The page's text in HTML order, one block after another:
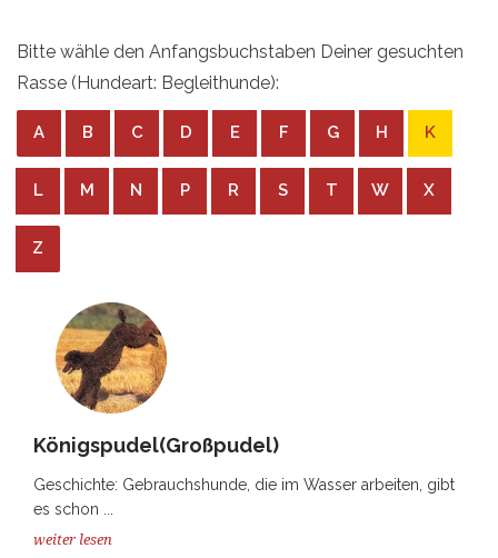
Bitte wähle den Anfangsbuchstaben Deiner gesuchten
Rasse (Hundeart: Begleithunde):
A B C D E F G H K
L M N P R S T W X
Z
Königspudel(Großpudel)
Geschichte: Gebrauchshunde, die im Wasser arbeiten, gibt
es schon ...
weiter lesen